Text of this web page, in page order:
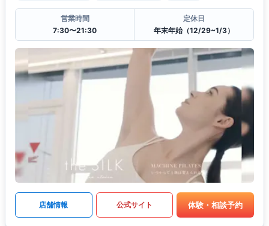
営業時間
7:30〜21:30
定休日
年末年始（12/29~1/3）
店舗情報 公式サイト 体験・相談予約